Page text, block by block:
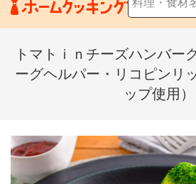
トマトｉｎチーズハンバー
ーグヘルパー・リコピンリ
ップ使用）